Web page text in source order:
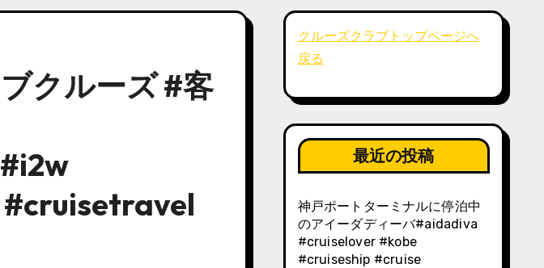
クルーズ #客
クルーズクラブトップページへ
戻る
最近の投稿
神戸ポートターミナルに停泊中
のアイーダディーバ#aidadiva
#cruiselover #kobe
#cruiseship #cruise